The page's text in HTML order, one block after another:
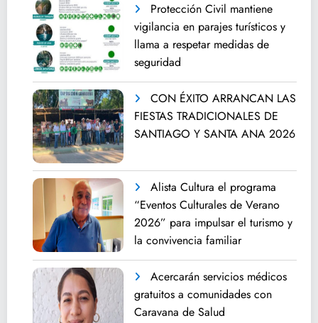
Protección Civil mantiene
vigilancia en parajes turísticos y
llama a respetar medidas de
seguridad
CON ÉXITO ARRANCAN LAS
FIESTAS TRADICIONALES DE
SANTIAGO Y SANTA ANA 2026
Alista Cultura el programa
“Eventos Culturales de Verano
2026” para impulsar el turismo y
la convivencia familiar
Acercarán servicios médicos
gratuitos a comunidades con
Caravana de Salud